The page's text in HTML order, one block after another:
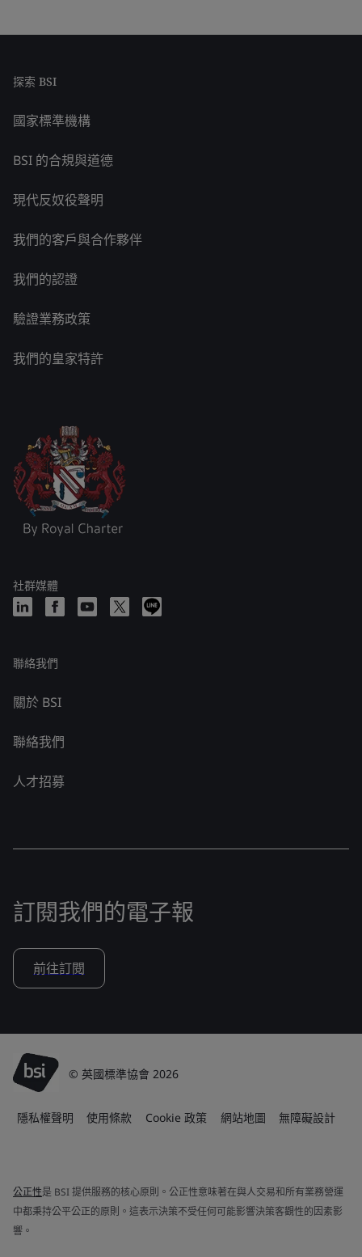
探索 BSI
國家標準機構
BSI 的合規與道德
現代反奴役聲明
我們的客戶與合作夥伴
我們的認證
驗證業務政策
我們的皇家特許
社群媒體
聯絡我們
關於 BSI
聯絡我們
人才招募
訂閱我們的電子報
前往訂閱
© 英國標準協會 2026
隱私權聲明 使用條款 Cookie 政策 網站地圖 無障礙設計
公正性是 BSI 提供服務的核心原則。公正性意味著在與人交易和所有業務營運
中都秉持公平公正的原則。這表示決策不受任何可能影響決策客觀性的因素影
響。